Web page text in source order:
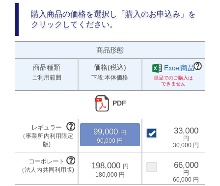
購入商品の価格を選択し「購入のお申込み」を
クリックしてください。
商品形態
商品種類
ご利用範囲
価格(税込)
下段:本体価格
Excel商品
PDF
99,000
90,000
33,000
30,000
198,000
180,000
66,000
60,000